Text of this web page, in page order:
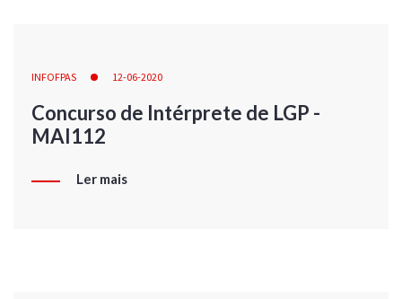
INFOFPAS 12-06-2020
Concurso de Intérprete de LGP -
MAI112
Ler mais